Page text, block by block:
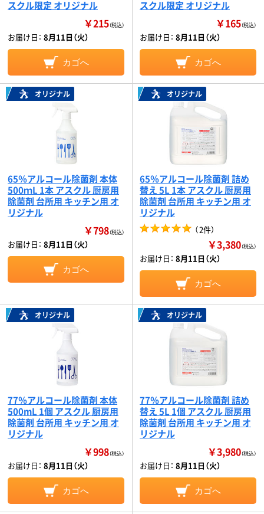
スクル限定 オリジナル
￥215（税込）
お届け日： 8月11日（火）
カゴへ
スクル限定 オリジナル
￥165（税込）
お届け日： 8月11日（火）
カゴへ
オリジナル
65％アルコール除菌剤 本体
500ｍL 1本 アスクル 厨房用
除菌剤 台所用 キッチン用 オ
リジナル
￥798（税込）
お届け日： 8月11日（火）
カゴへ
オリジナル
65％アルコール除菌剤 詰め
替え 5L 1本 アスクル 厨房用
除菌剤 台所用 キッチン用 オ
リジナル
（2件）
￥3,380（税込）
お届け日： 8月11日（火）
カゴへ
オリジナル
77％アルコール除菌剤 本体
500mL 1個 アスクル 厨房用
除菌剤 台所用 キッチン用 オ
リジナル
￥998（税込）
お届け日： 8月11日（火）
カゴへ
オリジナル
77％アルコール除菌剤 詰め
替え 5L 1個 アスクル 厨房用
除菌剤 台所用 キッチン用 オ
リジナル
￥3,980（税込）
お届け日： 8月11日（火）
カゴへ